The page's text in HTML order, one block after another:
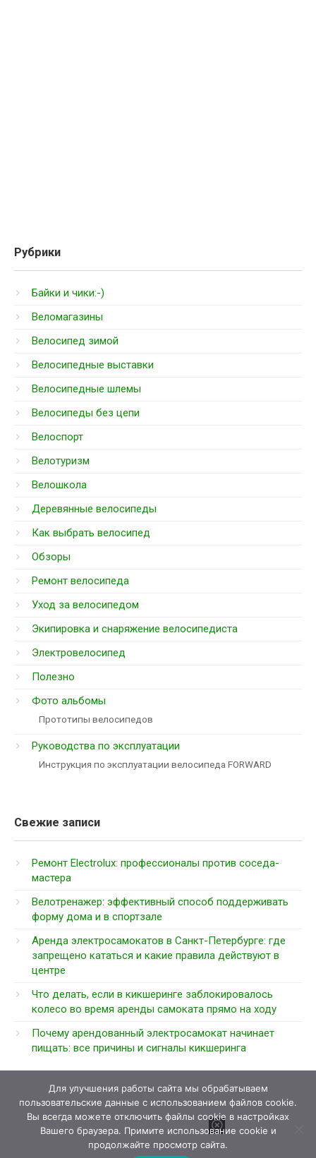
Рубрики
Байки и чики:-)
Веломагазины
Велосипед зимой
Велосипедные выставки
Велосипедные шлемы
Велосипеды без цепи
Велоспорт
Велотуризм
Велошкола
Деревянные велосипеды
Как выбрать велосипед
Обзоры
Ремонт велосипеда
Уход за велосипедом
Экипировка и снаряжение велосипедиста
Электровелосипед
Полезно
Фото альбомы
Прототипы велосипедов
Руководства по эксплуатации
Инструкция по эксплуатации велосипеда FORWARD
Свежие записи
Ремонт Electrolux: профессионалы против соседа-
мастера
Велотренажер: эффективный способ поддерживать
форму дома и в спортзале
Аренда электросамокатов в Санкт-Петербурге: где
запрещено кататься и какие правила действуют в
центре
Что делать, если в кикшеринге заблокировалось
колесо во время аренды самоката прямо на ходу
Почему арендованный электросамокат начинает
пищать: все причины и сигналы кикшеринга
Для улучшения работы сайта мы обрабатываем
пользовательские данные с использованием файлов cookie.
Вы всегда можете отключить файлы cookie в настройках
Вашего браузера. Примите использование cookie и
продолжайте просмотр сайта.